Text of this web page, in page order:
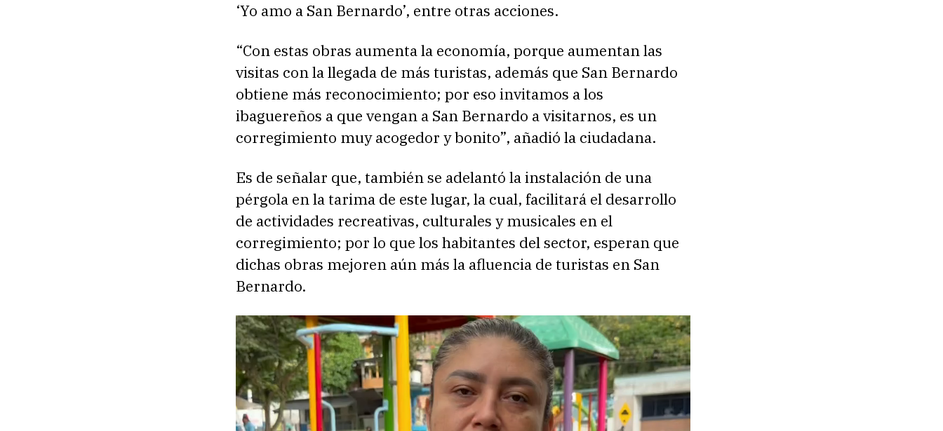
‘Yo amo a San Bernardo’, entre otras acciones.
“Con estas obras aumenta la economía, porque aumentan las
visitas con la llegada de más turistas, además que San Bernardo
obtiene más reconocimiento; por eso invitamos a los
ibaguereños a que vengan a San Bernardo a visitarnos, es un
corregimiento muy acogedor y bonito”, añadió la ciudadana.
Es de señalar que, también se adelantó la instalación de una
pérgola en la tarima de este lugar, la cual, facilitará el desarrollo
de actividades recreativas, culturales y musicales en el
corregimiento; por lo que los habitantes del sector, esperan que
dichas obras mejoren aún más la afluencia de turistas en San
Bernardo.